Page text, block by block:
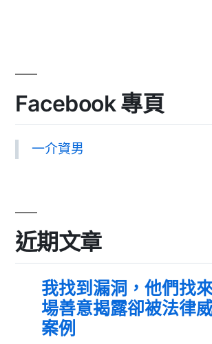
Facebook 專頁
一介資男
近期文章
我找到漏洞，他們找
場善意揭露卻被法律
案例